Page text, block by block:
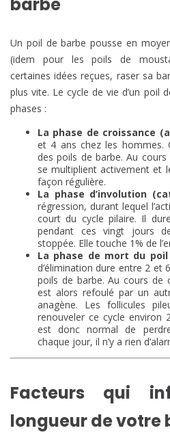
Un poil de barbe pousse en
(idem pour les poils de
certaines idées reçues, raser sa
plus vite. Le cycle de vie d’un poil
phases :
La phase de croissance
et 4 ans chez les hommes.
des poils de barbe. Au
se multiplient activement et
façon régulière.
La phase d’involution
régression, durant lequel
court du cycle pilaire. Il
pendant ces vingt jours
stoppée. Elle touche 1% de
La phase de mort du
d’élimination dure entre 2 et
poils de barbe. Au cours de
est alors refoulé par un
anagène. Les follicules
renouveler ce cycle environ
est donc normal de
chaque jour, il n’y a rien
Facteurs qui
longueur de votre